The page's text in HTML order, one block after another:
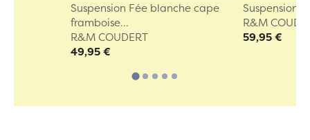
Suspension Fée blanche cape
framboise...
R&M COUDERT
49,95 €
Suspension
R&M
59,95 €